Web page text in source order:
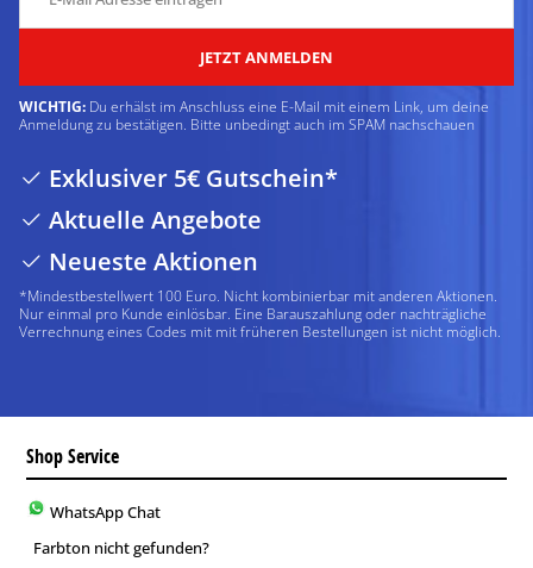
JETZT ANMELDEN
WICHTIG: Du erhälst im Anschluss eine E-Mail mit einem Link, um deine
Anmeldung zu bestätigen. Bitte unbedingt auch im SPAM nachschauen
Exklusiver 5€ Gutschein*
Aktuelle Angebote
Neueste Aktionen
*Mindestbestellwert 100 Euro. Nicht kombinierbar mit anderen Aktionen.
Nur einmal pro Kunde einlösbar. Eine Barauszahlung oder nachträgliche
Verrechnung eines Codes mit mit früheren Bestellungen ist nicht möglich.
Shop Service
WhatsApp Chat
Farbton nicht gefunden?